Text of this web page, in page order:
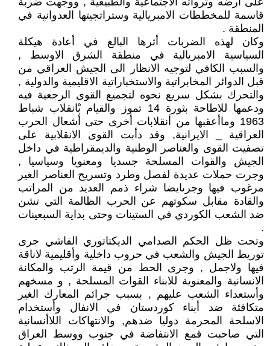
قاسمة للمخططات الامبريالية وستراتجيتها العدوانية في
المنطقة .
وكان لهذه الضربات أثرها البالغ في أعادة هيكلة
السياسية الامبريالية في منطقة الشرق الاوسط ,
والسبب الكافي لتوجيه الانظار الى الجيش العراقي من
قبل الدوائر المخابراتية والاستخباراتية الاقليمية والدولية ,
والتحرك بشكل سريع نحوه لتجميع القوى الرجعية فيه
ودعمها للاطاحة بثورة 14 تموز والقيام بْانقلاب شباط
1963 وماأعقبها من أنقلابات أخرى حتى أشعال الحرب
العراقية _ الايرانية, وقد دأبت القوى الانقلابية على
تصفيت القوى والعناصر الوطنية والديمقراطية في داخل
الجيش والقوات المسلحة جسديا ومعنويا وسياسيا ,
وجرت حملات عديدة لفصل وطرد وتسريح العناصر الغير
مرغوب فيها وجرىايضا شراء ذمم العديد من المراتب
والقادة مقابل سكوتهم عن الحرب الظالمة التي تشن
ضد الشعب الكوردي في الستينات وحتى بداية السبعينات
.
وتحت ظل الحكم الصدامي الديكتاتوري الفاشي جرى
توريط الجيش والشعب في حروب داخلية وأقليمية لاناقة
فيها ولاجمل , وجرى الحط من قيمة الرتب والمكانة
الانسانية والمعنوية للابناء القوات المسلحة , و مسخهم
وأستعداء الشعب عليهم , بسبب جرائم المعارك الغير
متكافئة ضد أبناء كوردستان في الانفال وأستخدام
الاسلحة المحرمة دوليا ضدهم, والانتهاكات اللاأنسانية
التي صاحبت قمع الانتفاضة في جنوب ووسط العراق